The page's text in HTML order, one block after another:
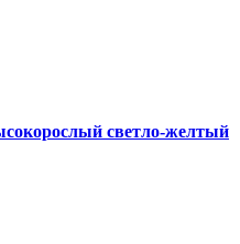
светло-желтый